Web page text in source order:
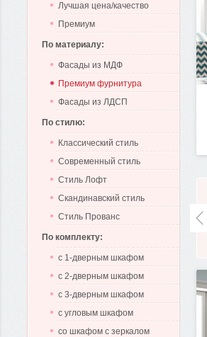
Лучшая цена/качество
Премиум
По материалу:
Фасады из МДФ
Премиум фурнитура
Фасады из ЛДСП
По стилю:
Классический стиль
Современный стиль
Стиль Лофт
Скандинавский стиль
Стиль Прованс
По комплекту:
с 1-дверным шкафом
с 2-дверным шкафом
с 3-дверным шкафом
с угловым шкафом
со шкафом с зеркалом